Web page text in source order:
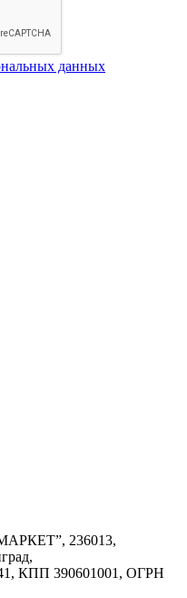
данных
236013,
КПП 390601001, ОГРН